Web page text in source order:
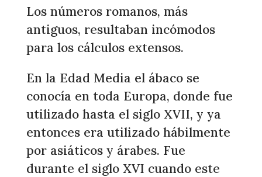
Los números romanos, más
antiguos, resultaban incómodos
para los cálculos extensos.
En la Edad Media el ábaco se
conocía en toda Europa, donde fue
utilizado hasta el siglo XVII, y ya
entonces era utilizado hábilmente
por asiáticos y árabes. Fue
durante el siglo XVI cuando este